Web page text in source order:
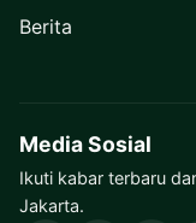
Berita
Media Sosial
Ikuti kabar terbaru
Jakarta.